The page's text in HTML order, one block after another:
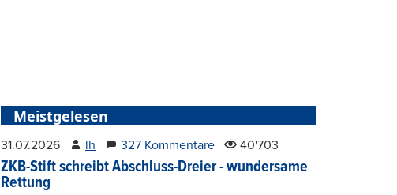
Meistgelesen
31.07.2026 lh 327 Kommentare 40'703
ZKB-Stift schreibt Abschluss-Dreier - wundersame
Rettung